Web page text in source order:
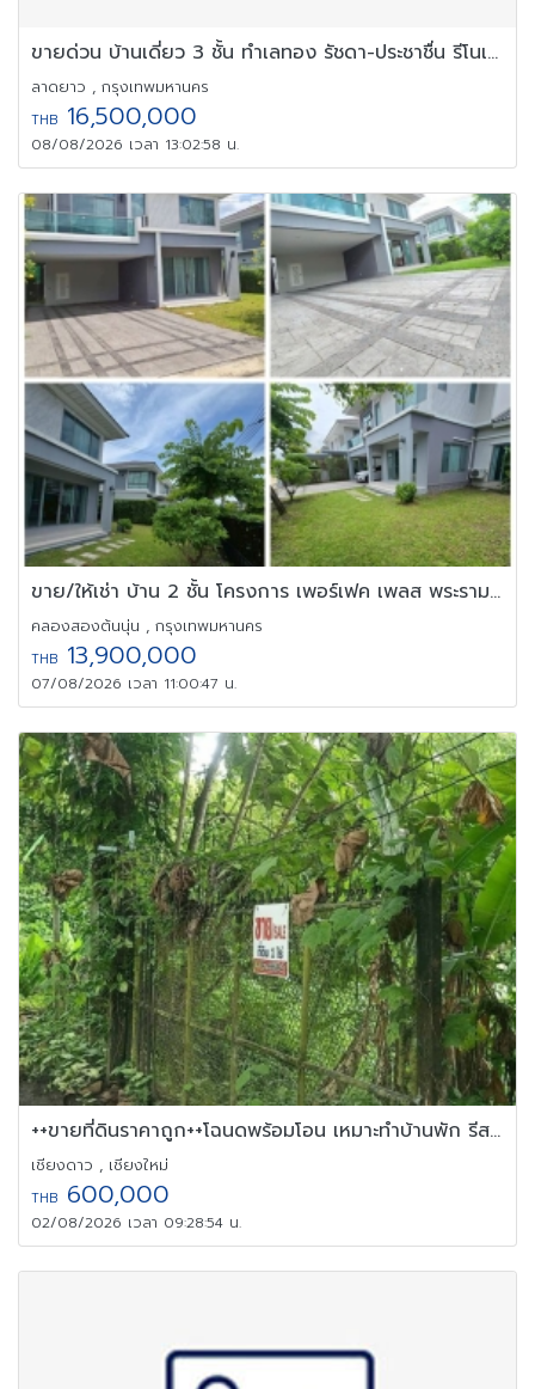
ขายด่วน บ้านเดี่ยว 3 ชั้น ทำเลทอง รัชดา-ประชาชื่น รีโนเวทใหม่
ลาดยาว , กรุงเทพมหานคร
THB 16,500,000
08/08/2026 เวลา 13:02:58 น.
ขาย/ให้เช่า บ้าน 2 ชั้น โครงการ เพอร์เฟค เพลส พระราม 9-กรุงเทพ
คลองสองต้นนุ่น , กรุงเทพมหานคร
THB 13,900,000
07/08/2026 เวลา 11:00:47 น.
++ขายที่ดินราคาถูก++โฉนดพร้อมโอน เหมาะทำบ้านพัก รีสอร์ท ใกล้วัดถ้
เชียงดาว , เชียงใหม่
THB 600,000
02/08/2026 เวลา 09:28:54 น.